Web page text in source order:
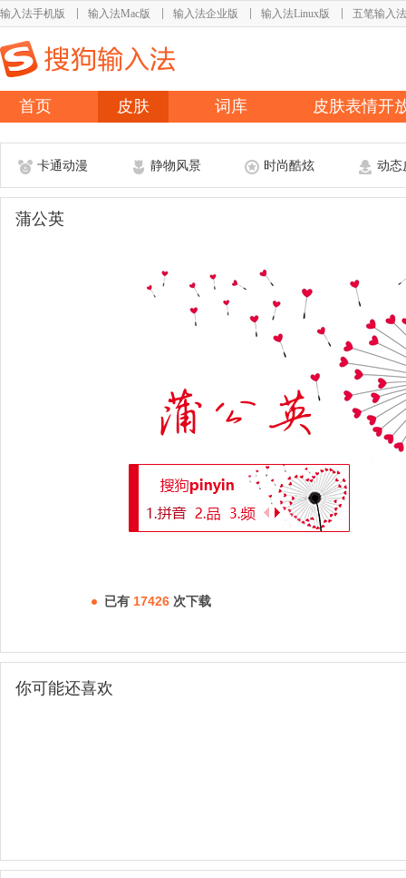
输入法手机版 输入法Mac版 输入法企业版 输入法Linux版 五笔输入法
首页 皮肤 词库 皮肤表情开
卡通动漫 静物风景 时尚酷炫 动态
蒲公英
已有 17426 次下载
你可能还喜欢